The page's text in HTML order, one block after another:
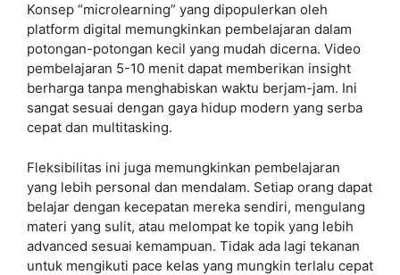
Konsep “microlearning” yang dipopulerkan oleh
platform digital memungkinkan pembelajaran dalam
potongan-potongan kecil yang mudah dicerna. Video
pembelajaran 5-10 menit dapat memberikan insight
berharga tanpa menghabiskan waktu berjam-jam. Ini
sangat sesuai dengan gaya hidup modern yang serba
cepat dan multitasking.
Fleksibilitas ini juga memungkinkan pembelajaran
yang lebih personal dan mendalam. Setiap orang dapat
belajar dengan kecepatan mereka sendiri, mengulang
materi yang sulit, atau melompat ke topik yang lebih
advanced sesuai kemampuan. Tidak ada lagi tekanan
untuk mengikuti pace kelas yang mungkin terlalu cepat